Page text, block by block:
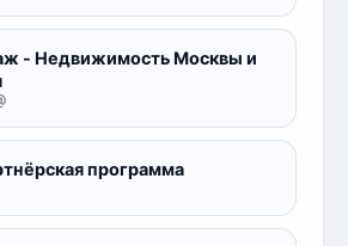
- Недвижимость Москвы и
программа